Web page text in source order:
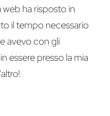
ha risposto in
il tempo necessario
avevo con gli
essere presso la mia